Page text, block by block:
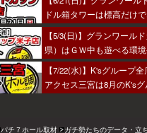
ドル箱タワーは標高だけ
あった～！
【5/3(日)】グランワール
県）はＧＷ中も遊べる環
人が羨まし…あ、なんで
【7/22(水)】K'sグループ
アクセス三宮は8月のK's
パチ７ホール取材 ガチ勢たちのデータ・立